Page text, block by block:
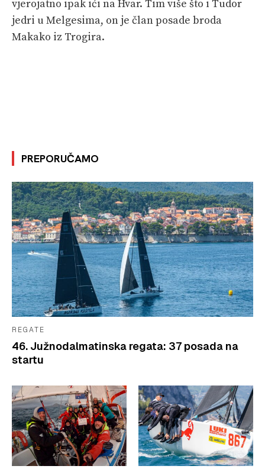
vjerojatno ipak ići na Hvar. Tim više što i Tudor
jedri u Melgesima, on je član posade broda
Makako iz Trogira.
PREPORUČAMO
REGATE
46. Južnodalmatinska regata: 37 posada na
startu